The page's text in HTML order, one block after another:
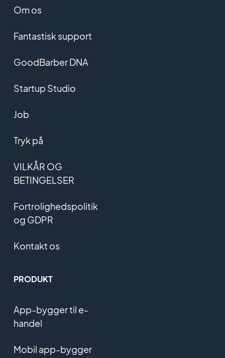
Om os
Fantastisk support
GoodBarber DNA
Startup Studio
Job
Tryk på
VILKÅR OG
BETINGELSER
Fortrolighedspolitik
og GDPR
Kontakt os
PRODUKT
App-bygger til e-
handel
Mobil app-bygger